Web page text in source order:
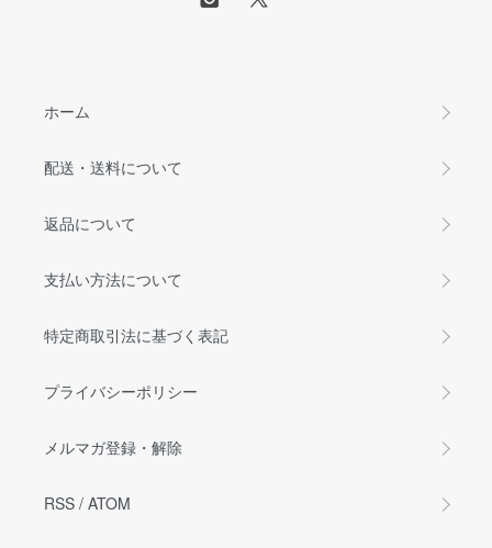
ホーム
配送・送料について
返品について
支払い方法について
特定商取引法に基づく表記
プライバシーポリシー
メルマガ登録・解除
RSS / ATOM